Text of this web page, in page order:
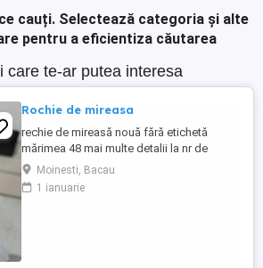
cauți. Selectează categoria și alte
pentru a eficientiza căutarea
care te-ar putea interesa
Rochie de mireasa
rechie de mireasă nouă fără etichetă
mărimea 48 mai multe detalii la nr de
telefonMoinesti, Bacau
1 ianuarie